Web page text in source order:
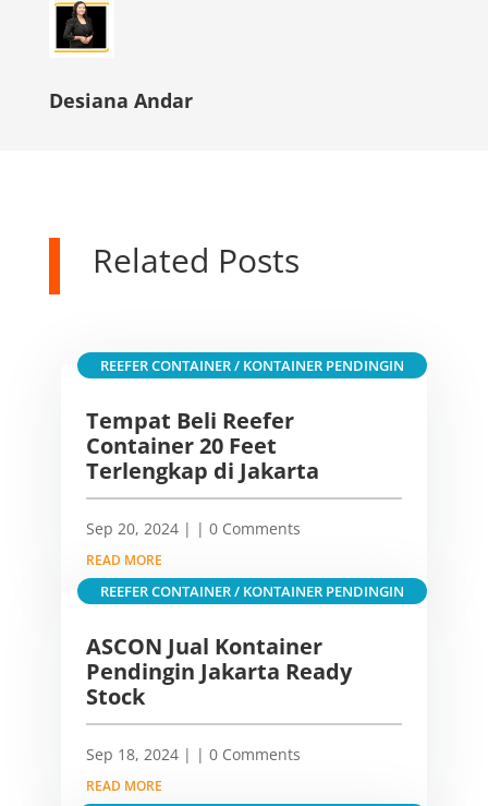
Desiana Andar
Related Posts
Tempat Beli Reefer
Container 20 Feet
Terlengkap di Jakarta
Sep 20, 2024|
REEFER CONTAINER / KONTAINER PENDINGIN
| 0 Comments
READ MORE
ASCON Jual Kontainer
Pendingin Jakarta Ready
Stock
Sep 18, 2024|
REEFER CONTAINER / KONTAINER PENDINGIN
| 0 Comments
READ MORE